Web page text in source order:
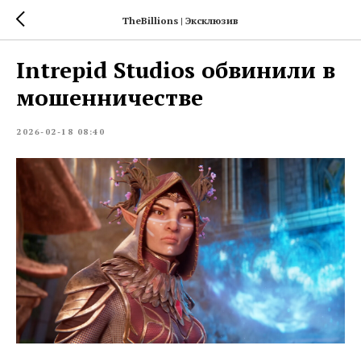
TheBillions | Эксклюзив
Intrepid Studios обвинили в
мошенничестве
2026-02-18 08:40